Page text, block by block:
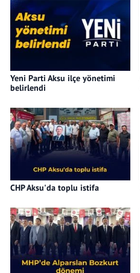
Yeni Parti Aksu ilçe yönetimi
belirlendi
CHP Aksu'da toplu istifa